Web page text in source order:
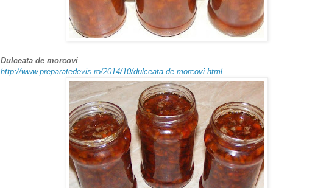
Dulceata de morcovi
http://www.preparatedevis.ro/2014/10/dulceata-de-morcovi.html